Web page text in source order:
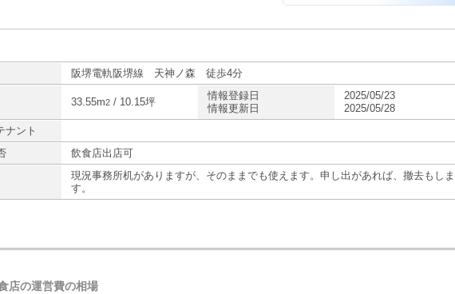
阪堺電軌阪堺線 天神ノ森 徒歩4分
33.55m2 / 10.15坪
情報登録日
情報更新日
2025/05/23
2025/05/28
ナント
飲食店出店可
現況事務所机がありますが、そのままでも使えます。申し出があれば、撤去もしま
す。
店の運営費の相場